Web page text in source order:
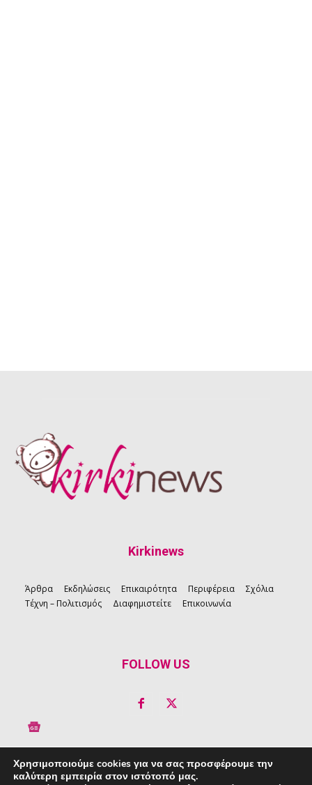
Kirkinews
Άρθρα Εκδηλώσεις Επικαιρότητα Περιφέρεια
Σχόλια
Τέχνη – Πολιτισμός
Διαφημιστείτε Επικοινωνία
FOLLOW US
Χρησιμοποιούμε cookies για να σας προσφέρουμε την
καλύτερη εμπειρία στον ιστότοπό μας.